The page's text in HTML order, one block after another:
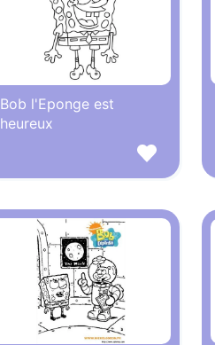
Bob l'Eponge est
heureux